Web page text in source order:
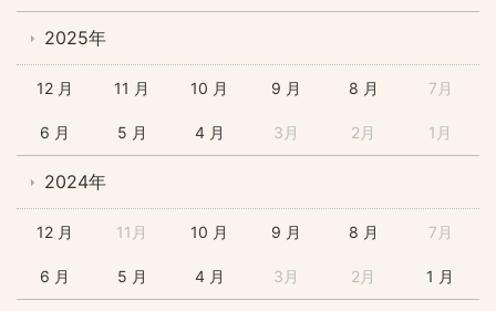
2025年
12 月 11 月 10 月 9 月 8 月 7月
6 月 5 月 4 月 3月 2月 1月
2024年
12 月 11月 10 月 9 月 8 月 7月
6 月 5 月 4 月 3月 2月 1 月